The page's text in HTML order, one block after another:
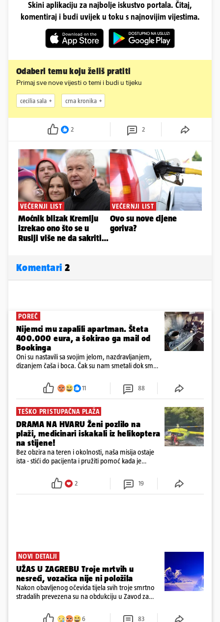
Skini aplikaciju za najbolje iskustvo portala. Čitaj,
komentiraj i budi uvijek u toku s najnovijim vijestima.
Odaberi temu koju želiš pratiti
Primaj sve nove vijesti o temi i budi u tijeku
cecilia sala crna kronika
2 2
Komentari 2
POREČ
Nijemci mu zapalili apartman. Šteta
400.000 eura, a šokirao ga mail od
Bookinga
Oni su nastavili sa svojim jelom, nazdravljanjem,
dizanjem čaša i boca. Čak su nam smetali dok smo
požar, rekao je vlasnik
11 88
TEŠKO PRISTUPAČNA PLAŽA
DRAMA NA HVARU Ženi pozlilo na
plaži, medicinari iskakali iz helikoptera
na stijene!
Bez obzira na teren i okolnosti, naša misija ostaje
ista - stići do pacijenta i pružiti pomoć kada je
2 19
NOVI DETALJI
UŽAS U ZAGREBU Troje mrtvih u
nesreći, vozačica nije ni položila
Nakon obavljenog očevida tijela svih troje smrtno
stradalih prevezena su na obdukciju u Zavod za
policija nastavlja kriminalističko istraživanje
6 83